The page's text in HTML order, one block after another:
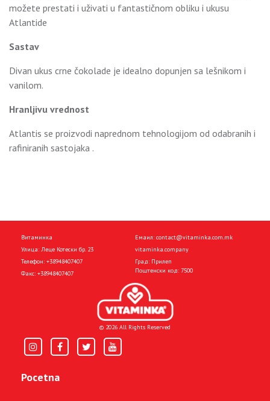
možete prestati i uživati u fantastičnom obliku i ukusu
Atlantide
Sastav
Divan ukus crne čokolade je idealno dopunjen sa lešnikom i
vanilom.
Hranljivu vrednost
Atlantis se proizvodi naprednom tehnologijom od odabranih i
rafiniranih sastojaka .
Витаминка
Улица: Леце Котески бр. 23
Телефон: +38948407407
Факс: +38948407407
Емаил: contact@vitaminka.com.mk
vitaminka.company
Град: Прилеп
Поштенски код: 7500
© 2026 All Rights Reserved
Pocetna